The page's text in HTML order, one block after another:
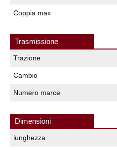
Coppia max
Trasmissione
Trazione
Cambio
Numero marce
Dimensioni
lunghezza